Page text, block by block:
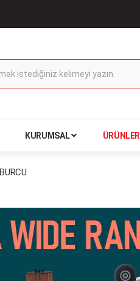
KURUMSAL ÜRÜNLER